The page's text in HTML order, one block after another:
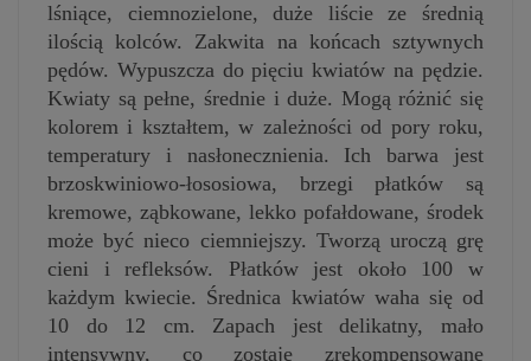
lśniące, ciemnozielone, duże liście ze średnią
ilością kolców. Zakwita na końcach sztywnych
pędów. Wypuszcza do pięciu kwiatów na pędzie.
Kwiaty są pełne, średnie i duże. Mogą różnić się
kolorem i kształtem, w zależności od pory roku,
temperatury i nasłonecznienia. Ich barwa jest
brzoskwiniowo-łososiowa, brzegi płatków są
kremowe, ząbkowane, lekko pofałdowane, środek
może być nieco ciemniejszy. Tworzą uroczą grę
cieni i refleksów. Płatków jest około 100 w
każdym kwiecie. Średnica kwiatów waha się od
10 do 12 cm. Zapach jest delikatny, mało
intensywny, co zostaje zrekompensowane